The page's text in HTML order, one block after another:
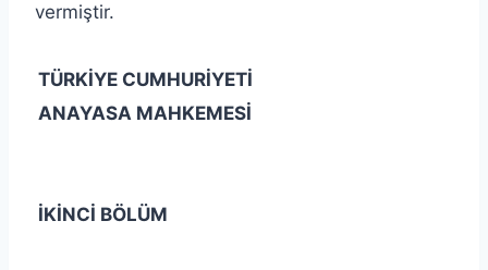
vermiştir.
TÜRKİYE CUMHURİYETİ
ANAYASA MAHKEMESİ
İKİNCİ BÖLÜM